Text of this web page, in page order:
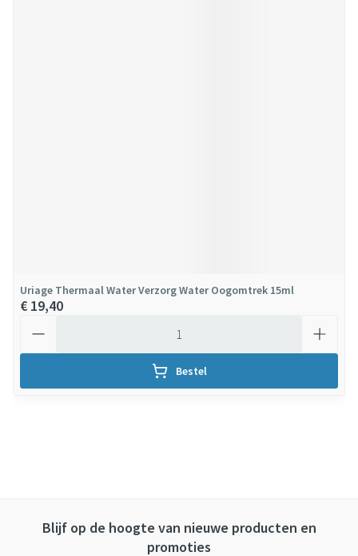
Uriage Thermaal Water Verzorg Water Oogomtrek 15ml
€ 19,40
Bestel
Blijf op de hoogte van nieuwe producten en
promoties